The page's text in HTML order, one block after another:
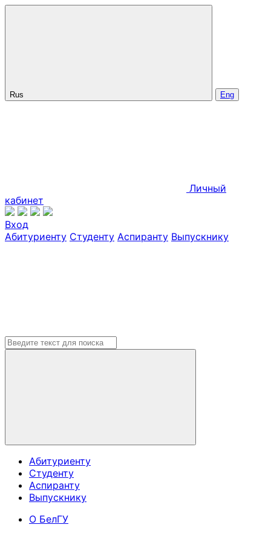
Rus Eng
Личный
кабинет
Вход
Абитуриенту Студенту Аспиранту Выпускнику
Абитуриенту
Студенту
Аспиранту
Выпускнику
О БелГУ